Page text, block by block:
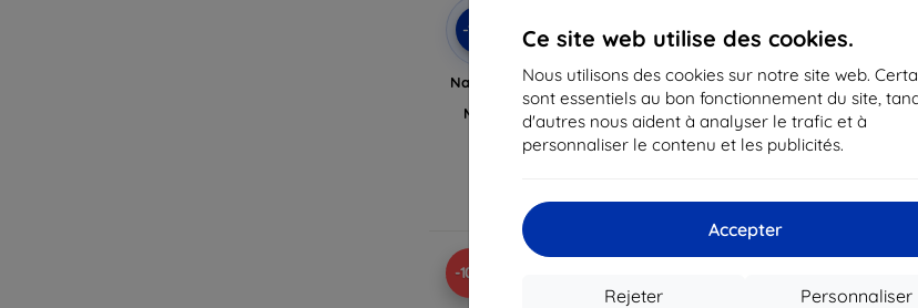
Ce site web utilise des cookies.
Nous utilisons des cookies sur notre site web.
sont essentiels au bon fonctionnement du site,
d'autres nous aident à analyser le trafic et à
personnaliser le contenu et les publicités.
Accepter
Personnaliser
Rejeter
-10%
avec
coupon
EXTRA10
Native Union WFA Stow Lite
Sleeve, slate green -
Macbook 14" (STOW-LT-
MBS-SLG-14)
61,90 €
En stock > 5 pièces
-10%
coupon
Native Union WFA Stow Lite
Sleeve, navy - Macbook 14"
(STOW-LT-MBS-NAV-14)
61,90 €
55,70 €
-10%